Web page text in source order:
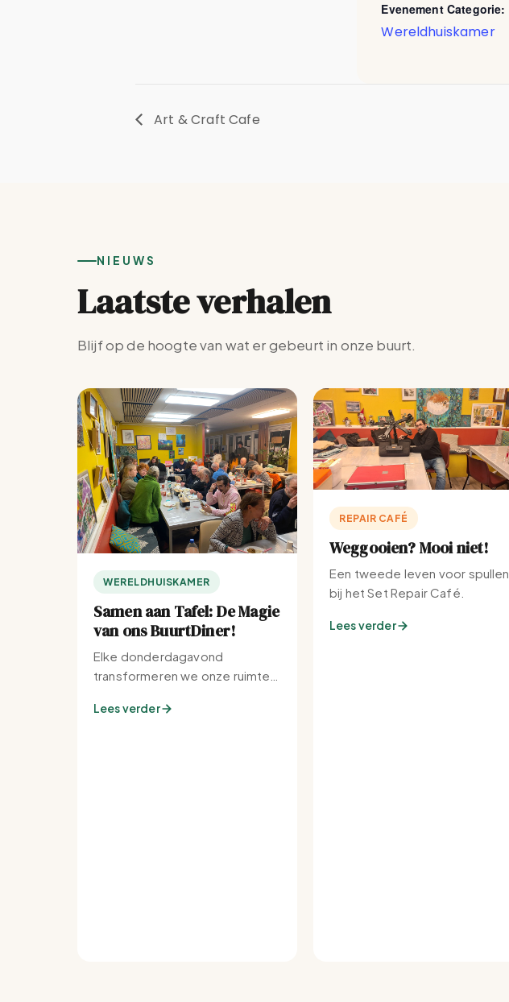
Evenement Categorie:
Wereldhuiskamer
Art & Craft Cafe
NIEUWS
Laatste verhalen
Blijf op de hoogte van wat er gebeurt in onze buurt.
WERELDHUISKAMER
Samen aan Tafel: De Magie
van ons BuurtDiner!
Elke donderdagavond
transformeren we onze ruimte
buurt.
Lees verder
REPAIR CAFÉ
Weggooien? Mooi niet!
Een tweede leven voor spullen
bij het Set Repair Café.
Lees verder